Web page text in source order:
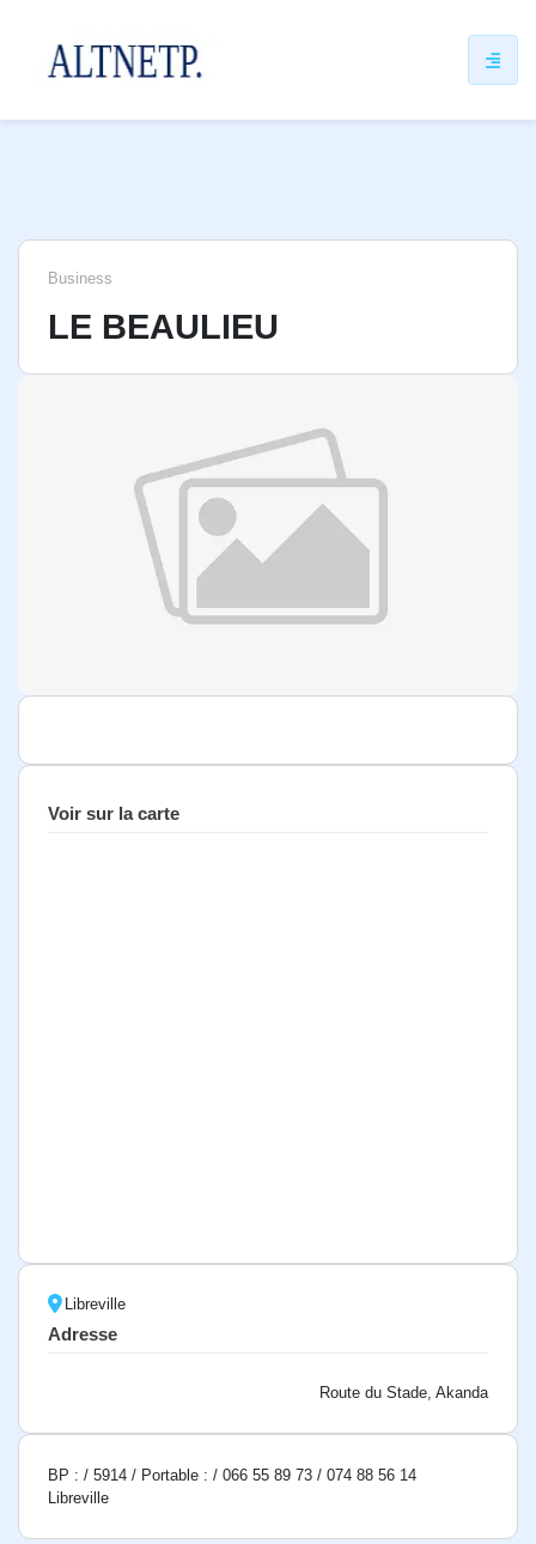
Business
LE BEAULIEU
Voir sur la carte
Libreville
Adresse
Route du Stade, Akanda
BP : / 5914 / Portable : / 066 55 89 73 / 074 88 56 14
Libreville